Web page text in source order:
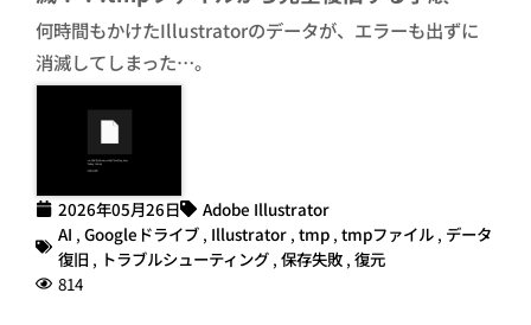
何時間もかけたIllustratorのデータが、エラーも出ずに
消滅してしまった…。
2026年05月26日
Adobe Illustrator
AI , Googleドライブ , Illustrator , tmp , tmpファイル , データ
復旧 , トラブルシューティング , 保存失敗 , 復元
814